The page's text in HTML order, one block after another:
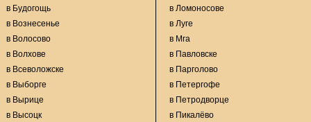
в Будогощь
в Вознесенье
в Волосово
в Волхове
в Всеволожске
в Выборге
в Вырице
в Высоцк
в Ломоносове
в Луге
в Мга
в Павловске
в Парголово
в Петергофе
в Петродворце
в Пикалёво